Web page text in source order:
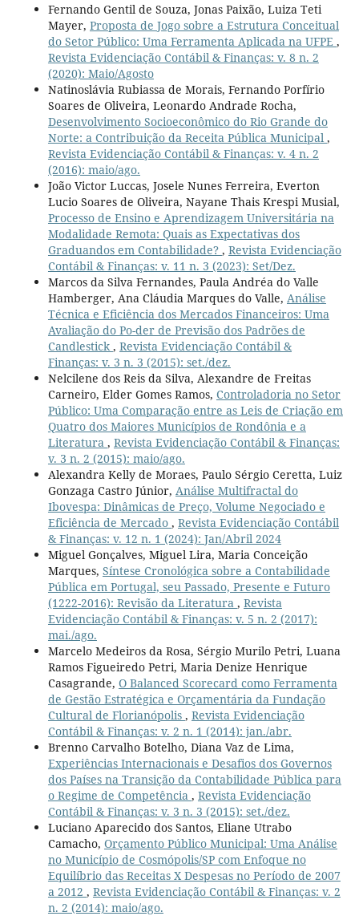
Fernando Gentil de Souza, Jonas Paixão, Luiza Teti
Mayer, Proposta de Jogo sobre a Estrutura Conceitual
do Setor Público: Uma Ferramenta Aplicada na UFPE ,
Revista Evidenciação Contábil & Finanças: v. 8 n. 2
(2020): Maio/Agosto
Natinoslávia Rubiassa de Morais, Fernando Porfírio
Soares de Oliveira, Leonardo Andrade Rocha,
Desenvolvimento Socioeconômico do Rio Grande do
Norte: a Contribuição da Receita Pública Municipal ,
Revista Evidenciação Contábil & Finanças: v. 4 n. 2
(2016): maio/ago.
João Victor Luccas, Josele Nunes Ferreira, Everton
Lucio Soares de Oliveira, Nayane Thais Krespi Musial,
Processo de Ensino e Aprendizagem Universitária na
Modalidade Remota: Quais as Expectativas dos
Graduandos em Contabilidade? , Revista Evidenciação
Contábil & Finanças: v. 11 n. 3 (2023): Set/Dez.
Marcos da Silva Fernandes, Paula Andréa do Valle
Hamberger, Ana Cláudia Marques do Valle, Análise
Técnica e Eficiência dos Mercados Financeiros: Uma
Avaliação do Po-der de Previsão dos Padrões de
Candlestick , Revista Evidenciação Contábil &
Finanças: v. 3 n. 3 (2015): set./dez.
Nelcilene dos Reis da Silva, Alexandre de Freitas
Carneiro, Elder Gomes Ramos, Controladoria no Setor
Público: Uma Comparação entre as Leis de Criação em
Quatro dos Maiores Municípios de Rondônia e a
Literatura , Revista Evidenciação Contábil & Finanças:
v. 3 n. 2 (2015): maio/ago.
Alexandra Kelly de Moraes, Paulo Sérgio Ceretta, Luiz
Gonzaga Castro Júnior, Análise Multifractal do
Ibovespa: Dinâmicas de Preço, Volume Negociado e
Eficiência de Mercado , Revista Evidenciação Contábil
& Finanças: v. 12 n. 1 (2024): Jan/Abril 2024
Miguel Gonçalves, Miguel Lira, Maria Conceição
Marques, Síntese Cronológica sobre a Contabilidade
Pública em Portugal, seu Passado, Presente e Futuro
(1222-2016): Revisão da Literatura , Revista
Evidenciação Contábil & Finanças: v. 5 n. 2 (2017):
mai./ago.
Marcelo Medeiros da Rosa, Sérgio Murilo Petri, Luana
Ramos Figueiredo Petri, Maria Denize Henrique
Casagrande, O Balanced Scorecard como Ferramenta
de Gestão Estratégica e Orçamentária da Fundação
Cultural de Florianópolis , Revista Evidenciação
Contábil & Finanças: v. 2 n. 1 (2014): jan./abr.
Brenno Carvalho Botelho, Diana Vaz de Lima,
Experiências Internacionais e Desafios dos Governos
dos Países na Transição da Contabilidade Pública para
o Regime de Competência , Revista Evidenciação
Contábil & Finanças: v. 3 n. 3 (2015): set./dez.
Luciano Aparecido dos Santos, Eliane Utrabo
Camacho, Orçamento Público Municipal: Uma Análise
no Município de Cosmópolis/SP com Enfoque no
Equilíbrio das Receitas X Despesas no Período de 2007
a 2012 , Revista Evidenciação Contábil & Finanças: v. 2
n. 2 (2014): maio/ago.